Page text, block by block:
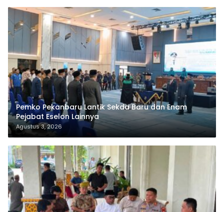
Pemko Pekanbaru Lantik Sekda Baru dan Enam
Pejabat Eselon Lainnya
Agustus 3, 2026